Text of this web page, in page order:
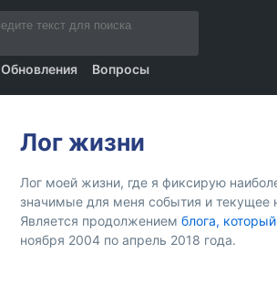
Обновления Вопросы
Лог жизни
Лог моей жизни, где я фиксирую
значимые для меня события и текущее
Является продолжением блога,
ноября 2004 по апрель 2018 года.